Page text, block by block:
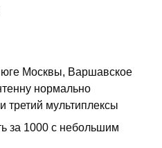
Москвы, Варшавское
нормально
третий мультиплексы
за 1000 с небольшим